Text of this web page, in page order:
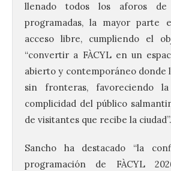
llenado todos los aforos de
programadas, la mayor parte
acceso libre, cumpliendo el
“convertir a FÀCYL en un
abierto y contemporáneo donde
sin fronteras, favoreciendo
complicidad del público
de visitantes que recibe la ciudad”.
Sancho ha destacado “la
programación de FÀCYL